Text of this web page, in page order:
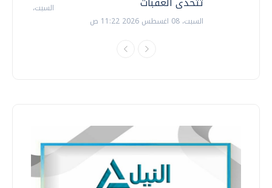
السبت، 18 يوليو 2026 09:22 ص
السبت، 08 اغسطس 2026 11:22 ص